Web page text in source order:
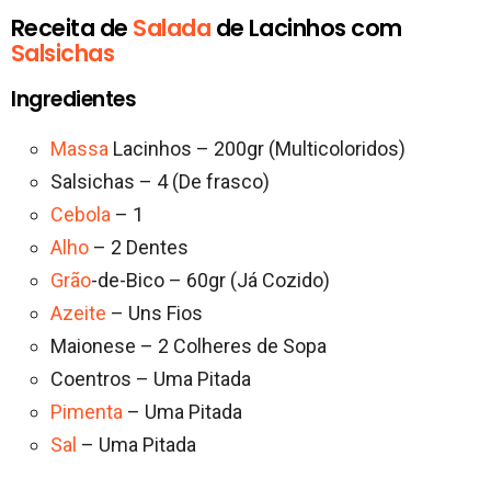
Receita de Salada de Lacinhos com
Salsichas
Ingredientes
Massa Lacinhos – 200gr (Multicoloridos)
Salsichas – 4 (De frasco)
Cebola – 1
Alho – 2 Dentes
Grão-de-Bico – 60gr (Já Cozido)
Azeite – Uns Fios
Maionese – 2 Colheres de Sopa
Coentros – Uma Pitada
Pimenta – Uma Pitada
Sal – Uma Pitada